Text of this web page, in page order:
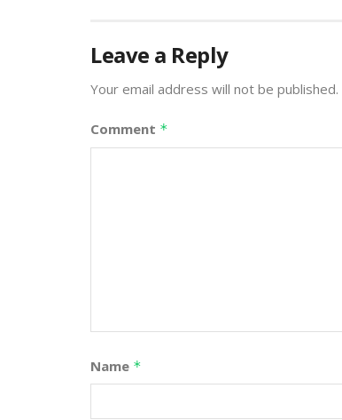
Leave a Reply
Your email address will not be published.
Comment *
Name *